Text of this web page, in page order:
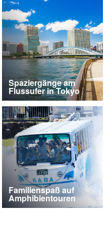
Spaziergänge am
Flussufer in Tokyo
Familienspaß auf
Amphibientouren